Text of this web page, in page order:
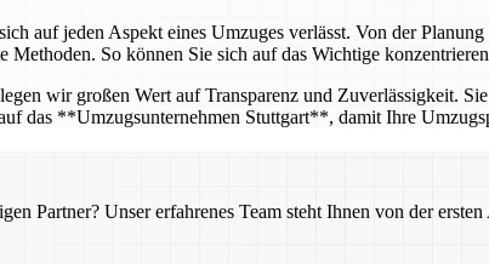
auf jeden Aspekt eines Umzuges verlässt. Von der
Methoden. So können Sie sich auf das Wichtige
wir großen Wert auf Transparenz und Zuverlässigkeit.
das **Umzugsunternehmen Stuttgart**, damit Ihre
Partner? Unser erfahrenes Team steht Ihnen von der